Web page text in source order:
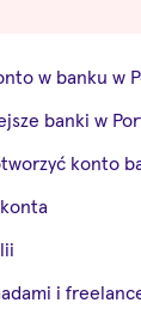
w banku w
banki w
konto
i